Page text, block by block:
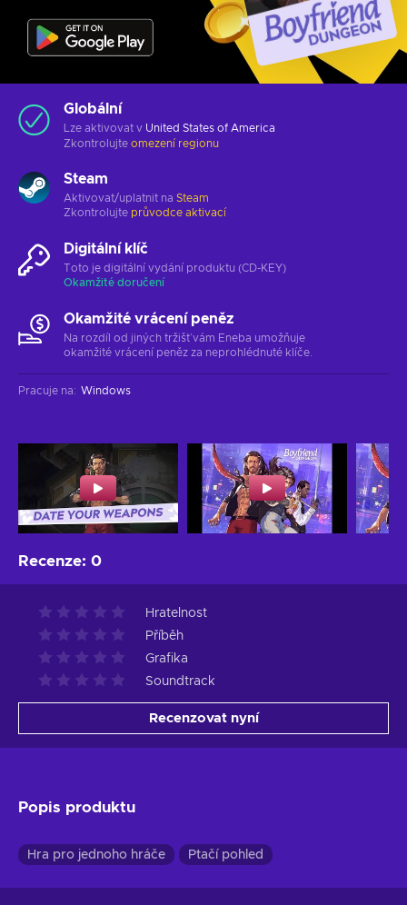
Globální
Lze aktivovat v United States of America
Zkontrolujte omezení regionu
Steam
Aktivovat/uplatnit na Steam
Zkontrolujte průvodce aktivací
Digitální klíč
Toto je digitální vydání produktu (CD-KEY)
Okamžité doručení
Okamžité vrácení peněz
Na rozdíl od jiných tržišť vám Eneba umožňuje
okamžité vrácení peněz za neprohlédnuté klíče.
Pracuje na: Windows
Recenze: 0
Hratelnost
Příběh
Grafika
Soundtrack
Recenzovat nyní
Popis produktu
Hra pro jednoho hráče Ptačí pohled